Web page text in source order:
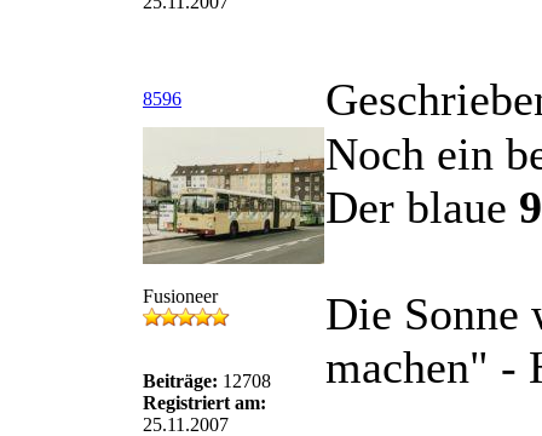
8596
Fusioneer
Beiträge: 12708
Registriert am:
25.11.2007
Noch ein
Der blaue
Die Sonne
machen" -